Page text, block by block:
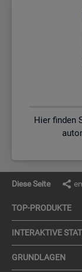
Hier finden
Diese Seite
TOP-PRO­DUK­TE
IN­TER­AK­TI­VE
GRUND­LA­GEN